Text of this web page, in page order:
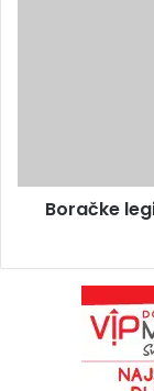
Boračke